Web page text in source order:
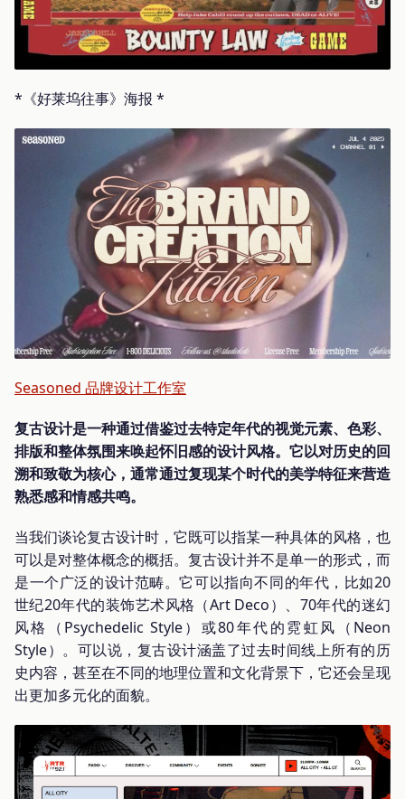
*《好莱坞往事》海报 *
Seasoned 品牌设计工作室
复古设计是一种通过借鉴过去特定年代的视觉元素、色彩、
排版和整体氛围来唤起怀旧感的设计风格。它以对历史的回
溯和致敬为核心，通常通过复现某个时代的美学特征来营造
熟悉感和情感共鸣。
当我们谈论复古设计时，它既可以指某一种具体的风格，也
可以是对整体概念的概括。复古设计并不是单一的形式，而
是一个广泛的设计范畴。它可以指向不同的年代，比如20
世纪20年代的装饰艺术风格（Art Deco）、70年代的迷幻
风格（Psychedelic Style）或80年代的霓虹风（Neon
Style）。可以说，复古设计涵盖了过去时间线上所有的历
史内容，甚至在不同的地理位置和文化背景下，它还会呈现
出更加多元化的面貌。